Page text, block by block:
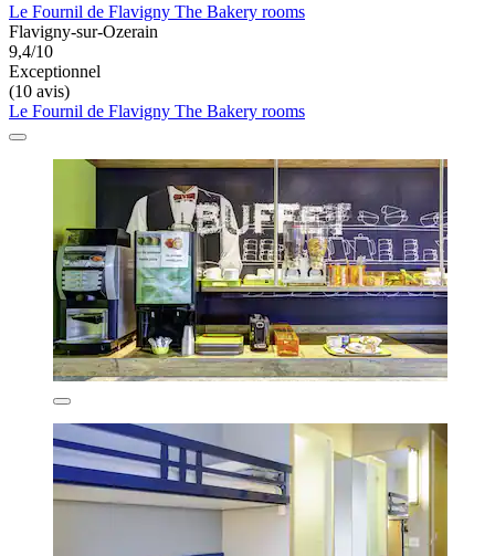
Le Fournil de Flavigny The Bakery rooms
Flavigny-sur-Ozerain
9,4/10
Exceptionnel
(10 avis)
Le Fournil de Flavigny The Bakery rooms